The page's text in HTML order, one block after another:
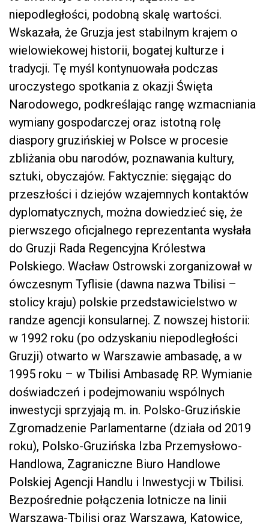
niepodległości, podobną skalę wartości.
Wskazała, że Gruzja jest stabilnym krajem o
wielowiekowej historii, bogatej kulturze i
tradycji. Tę myśl kontynuowała podczas
uroczystego spotkania z okazji Święta
Narodowego, podkreślając rangę wzmacniania
wymiany gospodarczej oraz istotną rolę
diaspory gruzińskiej w Polsce w procesie
zbliżania obu narodów, poznawania kultury,
sztuki, obyczajów. Faktycznie: sięgając do
przeszłości i dziejów wzajemnych kontaktów
dyplomatycznych, można dowiedzieć się, że
pierwszego oficjalnego reprezentanta wysłała
do Gruzji Rada Regencyjna Królestwa
Polskiego. Wacław Ostrowski zorganizował w
ówczesnym Tyflisie (dawna nazwa Tbilisi –
stolicy kraju) polskie przedstawicielstwo w
randze agencji konsularnej. Z nowszej historii:
w 1992 roku (po odzyskaniu niepodległości
Gruzji) otwarto w Warszawie ambasadę, a w
1995 roku – w Tbilisi Ambasadę RP. Wymianie
doświadczeń i podejmowaniu wspólnych
inwestycji sprzyjają m. in. Polsko-Gruzińskie
Zgromadzenie Parlamentarne (działa od 2019
roku), Polsko-Gruzińska Izba Przemysłowo-
Handlowa, Zagraniczne Biuro Handlowe
Polskiej Agencji Handlu i Inwestycji w Tbilisi.
Bezpośrednie połączenia lotnicze na linii
Warszawa-Tbilisi oraz Warszawa, Katowice,